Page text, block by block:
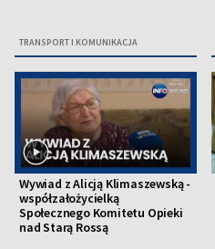
TRANSPORT I KOMUNIKACJA
Wywiad z Alicją Klimaszewską -
współzałożycielką
Społecznego Komitetu Opieki
nad Starą Rossą